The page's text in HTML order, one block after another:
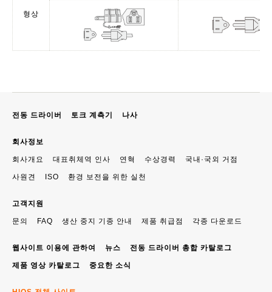
형상
전동 드라이버 토크 계측기 나사
회사정보
회사개요 대표취체역 인사 연혁 수상경력 국내·국외 거점
사원견 ISO 환경 보전을 위한 실천
고객지원
문의 FAQ 생산 중지 기종 안내 제품 취급점 각종 다운로드
웹사이트 이용에 관하여 뉴스 전동 드라이버 총합 카탈로그
제품 영상 카탈로그 중요한 소식